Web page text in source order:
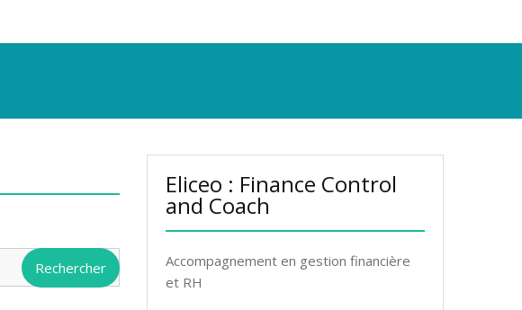
Eliceo : Finance Control
and Coach
Accompagnement en gestion financière
et RH